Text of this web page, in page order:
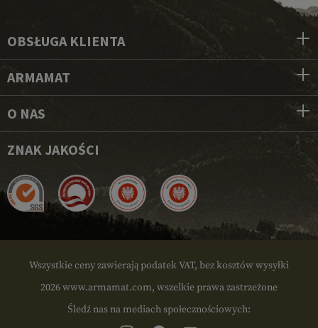
OBSŁUGA KLIENTA
ARMAMAT
O NAS
ZNAK JAKOŚCI
Wszystkie ceny zawierają podatek VAT, bez kosztów wysyłki
2026 www.armamat.com, wszelkie prawa zastrzeżone
Śledź nas na mediach społecznościowych: